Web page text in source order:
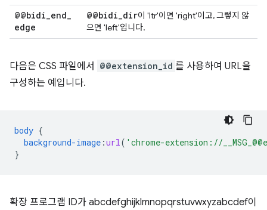
@@bidi end
edge
@@bidi dir이 'ltr'이면 'right'이고, 그렇지 않
으면 'left'입니다.
다음은 CSS 파일에서 @@extension_id 를 사용하여 URL을
구성하는 예입니다.
body {
background-image :url ( 'chrome-extension://
}
확장 프로그램 ID가 abcdefghijklmnopqrstuvwxyzabcdef이